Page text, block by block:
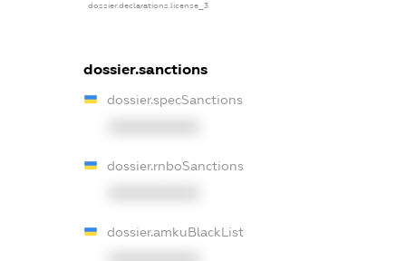
dossier.declarations.license_3
dossier.sanctions
dossier.specSanctions
dossier.rnboSanctions
dossier.amkuBlackList